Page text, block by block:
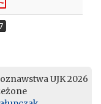
UJK 2026